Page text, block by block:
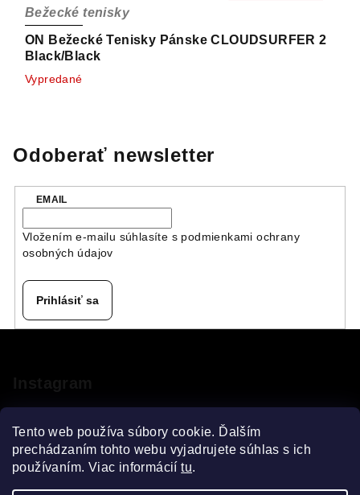
Tento web používa súbory cookie. Ďalším
prechádzaním tohto webu vyjadrujete súhlas s ich
používaním. Viac informáciítu.
ON Bežecké Tenisky Pánske CLOUDSURFER 2
Black/Black
Bežecké tenisky
Vypredané
Odoberať newsletter
EMAIL
Vložením e-mailu súhlasíte s podmienkami ochrany
osobných údajov
Prihlásiť sa
ä